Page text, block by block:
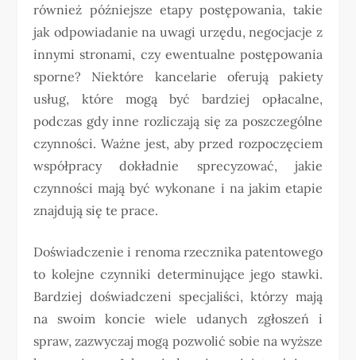
również późniejsze etapy postępowania, takie
jak odpowiadanie na uwagi urzędu, negocjacje z
innymi stronami, czy ewentualne postępowania
sporne? Niektóre kancelarie oferują pakiety
usług, które mogą być bardziej opłacalne,
podczas gdy inne rozliczają się za poszczególne
czynności. Ważne jest, aby przed rozpoczęciem
współpracy dokładnie sprecyzować, jakie
czynności mają być wykonane i na jakim etapie
znajdują się te prace.
Doświadczenie i renoma rzecznika patentowego
to kolejne czynniki determinujące jego stawki.
Bardziej doświadczeni specjaliści, którzy mają
na swoim koncie wiele udanych zgłoszeń i
spraw, zazwyczaj mogą pozwolić sobie na wyższe